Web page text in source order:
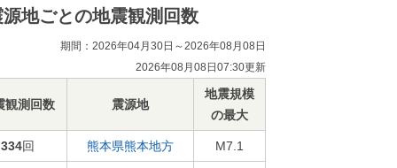
源地ごとの地震観測回数
期間：2026年04月30日～2026年08月08日
2026年08月08日07:30更新
観測回数 震源地
地震規模
の最大
334回 熊本県熊本地方 M7.1